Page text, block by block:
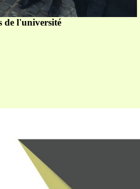
de l'université